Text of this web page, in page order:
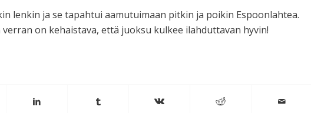
lenkin ja se tapahtui aamutuimaan pitkin ja poikin Espoonlahtea.
on kehaistava, että juoksu kulkee ilahduttavan hyvin!